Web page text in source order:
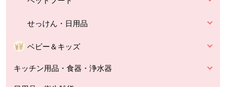
せっけん・日用品
ベビー＆キッズ
キッチン用品・食器・浄水器